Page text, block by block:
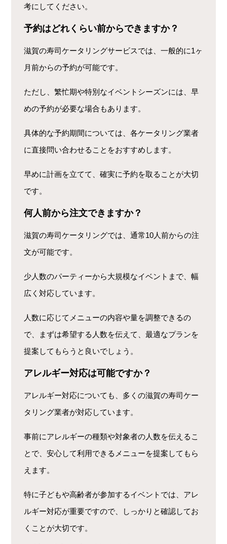
考にしてください。
予約はどれくらい前からできますか？
滋賀の寿司ケータリングサービスでは、一般的に1ヶ
月前からの予約が可能です。
ただし、繁忙期や特別なイベントシーズンには、早
めの予約が必要な場合もあります。
具体的な予約期間については、各ケータリング業者
に直接問い合わせることをおすすめします。
早めに計画を立てて、確実に予約を取ることが大切
です。
何人前から注文できますか？
滋賀の寿司ケータリングでは、通常10人前からの注
文が可能です。
少人数のパーティーから大規模なイベントまで、幅
広く対応しています。
人数に応じてメニューの内容や量を調整できるの
で、まずは希望する人数を伝えて、最適なプランを
提案してもらうと良いでしょう。
アレルギー対応は可能ですか？
アレルギー対応についても、多くの滋賀の寿司ケー
タリング業者が対応しています。
事前にアレルギーの種類や対象者の人数を伝えるこ
とで、安心して利用できるメニューを提案してもら
えます。
特に子どもや高齢者が参加するイベントでは、アレ
ルギー対応が重要ですので、しっかりと確認してお
くことが大切です。